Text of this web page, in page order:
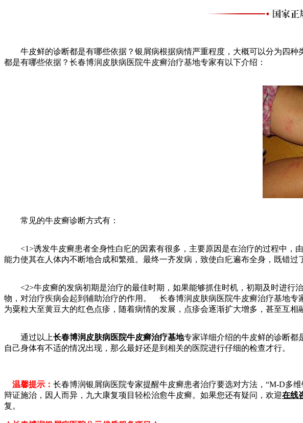
牛皮鲜的诊断都是有哪些依据？银屑病根据病情严重程度，大概可以分为四种
都是有哪些依据？长春博润皮肤病医院牛皮癣治疗基地专家有以下介绍：
常见的牛皮癣诊断方式有：
<1>诱发牛皮癣患者全身性白疕的因素有很多，主要原因是在治疗的过程中，
能力使其在人体内不断地合成和繁殖。最终一齐发病，致使白疕遍布全身，既错
<2>牛皮癣的发病初期是治疗的最佳时期，如果能够抓住时机，初期及时进行
物，对治疗疾病会起到辅助治疗的作用。 长春博润皮肤病医院牛皮癣治疗基地
为粟粒大至黄豆大的红色点疹，随着病情的发展，点疹会逐渐扩大增多，甚至互
通过以上长春博润皮肤病医院牛皮癣治疗基地专家详细介绍的牛皮鲜的诊断都
自己身体有不适的情况出现，那么最好还是到相关的医院进行仔细的检查才行。
温馨提示： 长春博润银屑病医院专家提醒牛皮癣患者治疗要选对方法，“M-D多
辩证施治，因人而异，九大康复项目轻松治愈牛皮癣。如果您还有疑问，欢迎在线
复。